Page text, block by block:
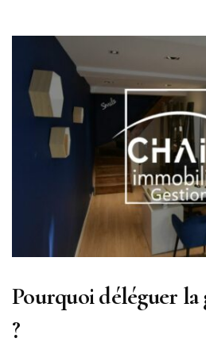
Pourquoi déléguer la
?